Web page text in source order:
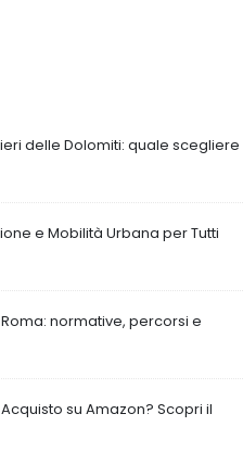
delle Dolomiti: quale scegliere
e Mobilità Urbana per Tutti
normative, percorsi e
su Amazon? Scopri il